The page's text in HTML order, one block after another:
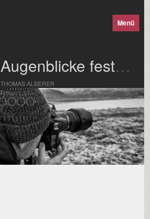
Menü
Augenblicke festgehalten
THOMAS ALBERER